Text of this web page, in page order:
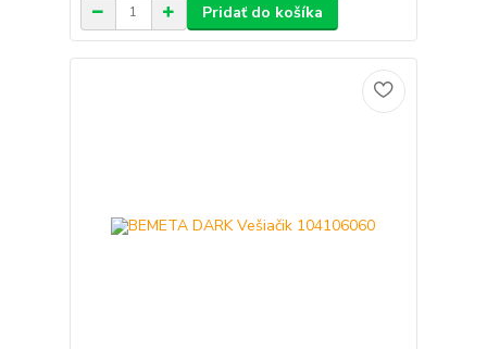
Pridať do košíka